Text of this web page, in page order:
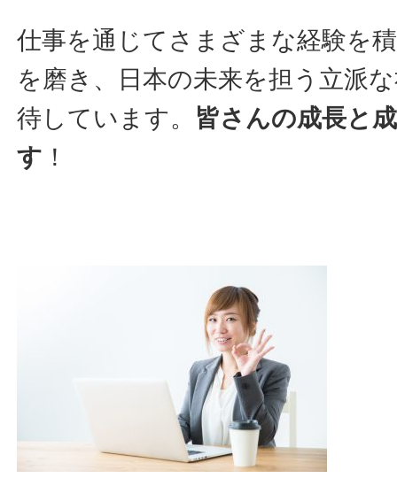
仕事を通じてさまざまな経験を
を磨き、日本の未来を担う立派
待しています。 皆さんの成長と
す ！